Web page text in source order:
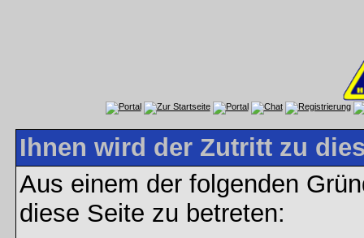
Ihnen wird der Zutritt zu
Aus einem der folgenden
diese Seite zu betreten: